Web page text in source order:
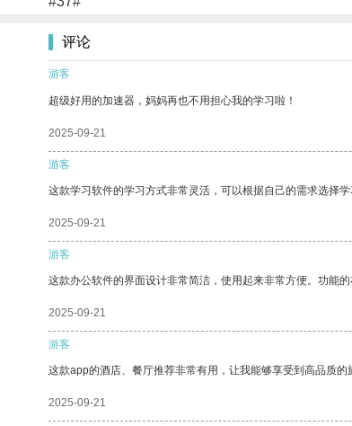
评论
游客
超级好用的加速器，妈妈再也不用担心我的学习啦！
2025-09-21
游客
这款学习软件的学习方式非常灵活，可以根据自己的需求选择
2025-09-21
游客
这款办公软件的界面设计非常简洁，使用起来非常方便。功能的
2025-09-21
游客
这款app的酒店、餐厅推荐非常有用，让我能够享受到高品质的
2025-09-21